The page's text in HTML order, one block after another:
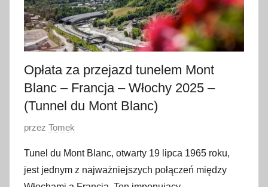
a
2
0
2
Opłata za przejazd tunelem Mont
Blanc – Francja – Włochy 2025 –
(Tunnel du Mont Blanc)
O
u
b
przez Tomek
Tunel du Mont Blanc, otwarty 19 lipca 1965 roku,
jest jednym z najważniejszych połączeń między